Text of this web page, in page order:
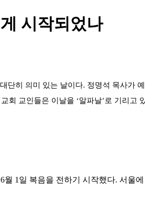
시작되었나
단히 의미 있는 날이다. 정명석 목사
회 교인들은 이날을 ‘알파날’로 기리
1일 복음을 전하기 시작했다. 서울